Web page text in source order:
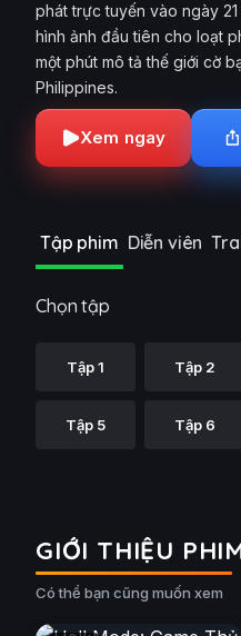
phát trực tuyến vào ngày
hình ảnh đầu tiên cho loạt
một phút mô tả thế giới cờ
Philippines.
Xem ngay
Tập phim Diễn viên
Chọn tập
Tập 1 Tập 2
Tập 5 Tập 6
GIỚI THIỆU
Có thể bạn cũng muốn xem